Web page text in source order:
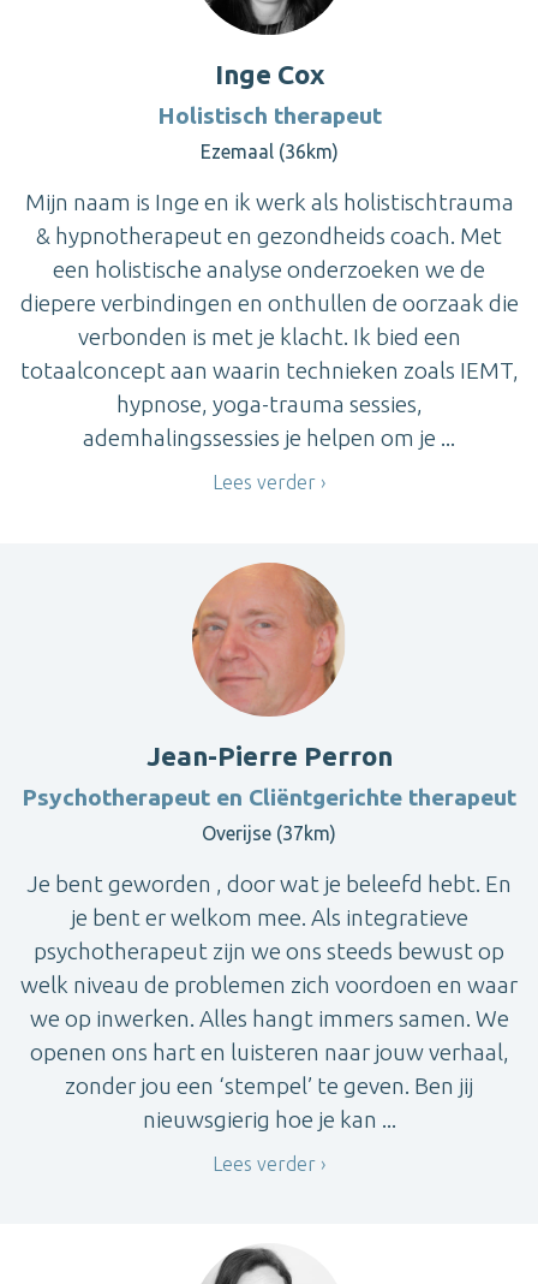
Inge Cox
Holistisch therapeut
Ezemaal (36km)
Mijn naam is Inge en ik werk als holistischtrauma
& hypnotherapeut en gezondheids coach. Met
een holistische analyse onderzoeken we de
diepere verbindingen en onthullen de oorzaak die
verbonden is met je klacht. Ik bied een
totaalconcept aan waarin technieken zoals IEMT,
hypnose, yoga-trauma sessies,
ademhalingssessies je helpen om je ...
Lees verder
Jean-Pierre Perron
Psychotherapeut en Cliëntgerichte therapeut
Overijse (37km)
Je bent geworden , door wat je beleefd hebt. En
je bent er welkom mee. Als integratieve
psychotherapeut zijn we ons steeds bewust op
welk niveau de problemen zich voordoen en waar
we op inwerken. Alles hangt immers samen. We
openen ons hart en luisteren naar jouw verhaal,
zonder jou een ‘stempel’ te geven. Ben jij
nieuwsgierig hoe je kan ...
Lees verder